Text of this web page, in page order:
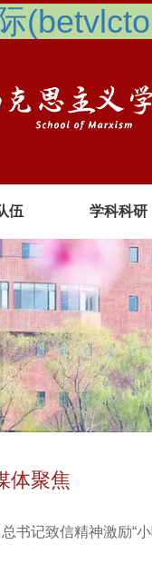
伍 学科科研
体聚焦
总书记致信精神激励“